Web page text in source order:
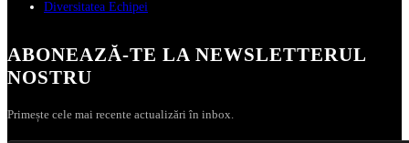
Diversitatea Echipei
ABONEAZĂ‑TE LA NEWSLETTERUL
NOSTRU
Primește cele mai recente actualizări în inbox.